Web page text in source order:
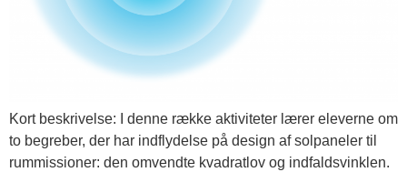
Kort beskrivelse: I denne række aktiviteter lærer eleverne om
to begreber, der har indflydelse på design af solpaneler til
rummissioner: den omvendte kvadratlov og indfaldsvinklen.